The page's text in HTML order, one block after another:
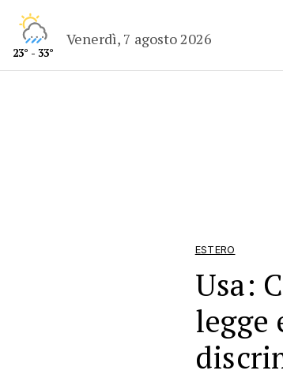
23° - 33°
Venerdì, 7 agosto 2026
ESTERO
Usa:
legge